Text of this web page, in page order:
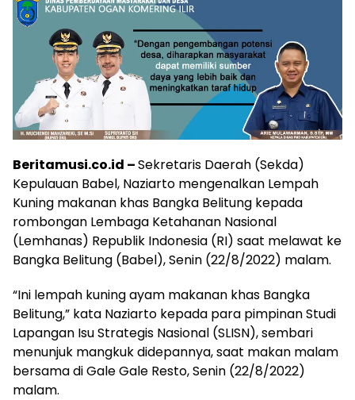
Beritamusi.co.id –Sekretaris Daerah (Sekda)
Kepulauan Babel, Naziarto mengenalkan Lempah
Kuning makanan khas Bangka Belitung kepada
rombongan Lembaga Ketahanan Nasional
(Lemhanas) Republik Indonesia (RI) saat melawat ke
Bangka Belitung (Babel), Senin (22/8/2022) malam.
“Ini lempah kuning ayam makanan khas Bangka
Belitung,” kata Naziarto kepada para pimpinan Studi
Lapangan Isu Strategis Nasional (SLISN), sembari
menunjuk mangkuk didepannya, saat makan malam
bersama di Gale Gale Resto, Senin (22/8/2022)
malam.